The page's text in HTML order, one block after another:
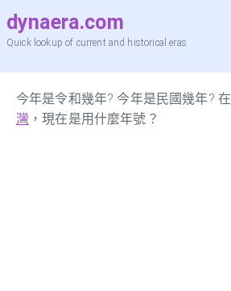
dynaera.com
Quick lookup of current and historical eras
今年是令和幾年? 今年是民國幾年? 在
灣 ，現在是用什麼年號？